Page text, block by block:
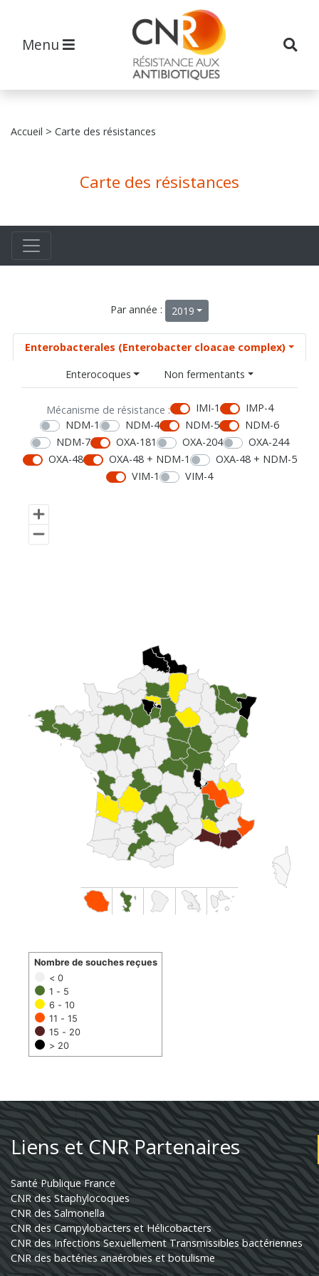
Menu
Accueil > Carte des résistances
Carte des résistances
Par année : 2019
Enterobacterales (Enterobacter cloacae complex)
Enterocoques
Non fermentants
Mécanisme de résistance : IMI-1
IMP-4
NDM-1
NDM-4 NDM-5
NDM-6
NDM-7
OXA-181 OXA-204
OXA-244
OXA-48
OXA-48 + NDM-1
OXA-48 + NDM-5
VIM-1
VIM-4
< 0
1 - 5
6 - 10
11 - 15
15 - 20
> 20
Nombre de souches reçues
Liens et CNR Partenaires
Santé Publique France
CNR des Staphylocoques
CNR des Salmonella
CNR des Campylobacters et Hélicobacters
CNR des Infections Sexuellement Transmissibles bactériennes
CNR des bactéries anaérobies et botulisme